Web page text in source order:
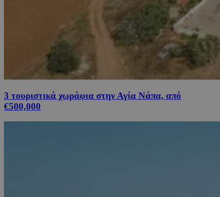
3 τουριστικά χωράφια στην Αγία Νάπα, από
€500,000